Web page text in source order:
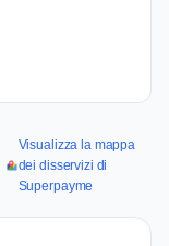
Visualizza la mappa
dei disservizi di
Superpayme